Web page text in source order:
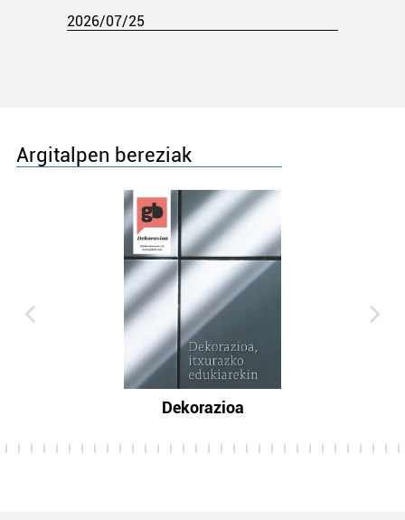
2026/07/25
Argitalpen bereziak
Dekorazioa